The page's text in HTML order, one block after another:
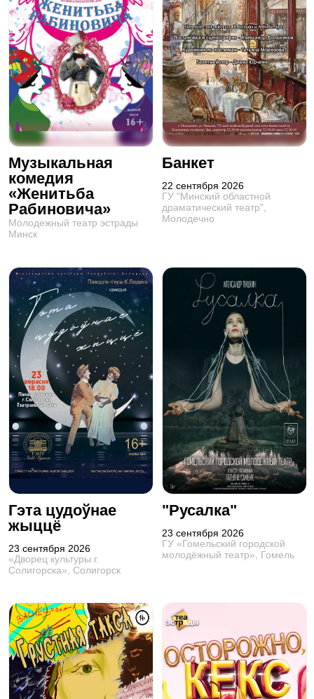
Музыкальная
комедия
«Женитьба
Рабиновича»
Молодежный театр эстрады
Минск
Банкет
22 сентября 2026
ГУ "Минский областной
драматический театр",
Молодечно
Гэта цудоўнае
жыццё
23 сентября 2026
«Дворец культуры г.
Солигорска», Солигорск
"Русалка"
23 сентября 2026
ГУ «Гомельский городской
молодёжный театр», Гомель